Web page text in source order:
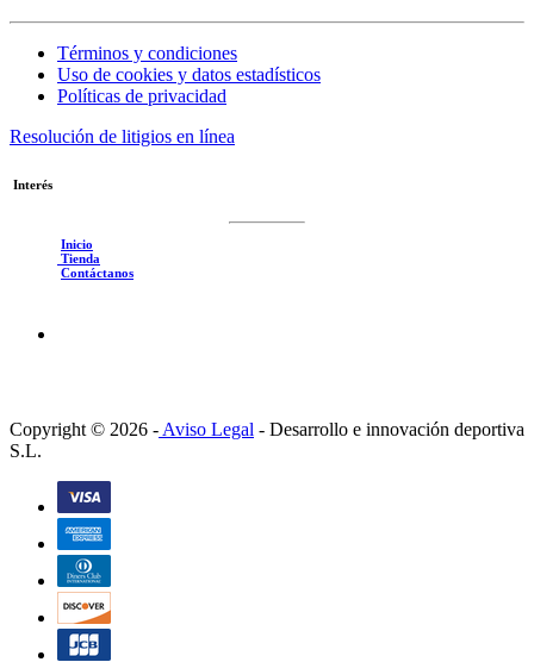
Términos y condiciones
Uso de cookies y datos estadísticos
Políticas de privacidad
Resolución de litigios en línea
Interés
Inicio
Tienda
Contáctanos
Copyright © 2026 - Aviso Legal - Desarrollo e innovación deportiva
S.L.